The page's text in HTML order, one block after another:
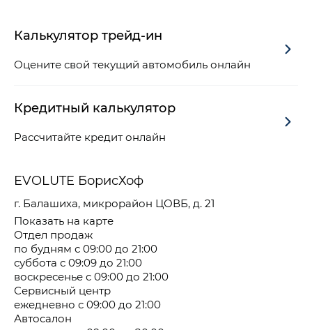
Калькулятор трейд-ин
Оцените свой текущий автомобиль онлайн
Кредитный калькулятор
Рассчитайте кредит онлайн
EVOLUTE БорисХоф
г. Балашиха, микрорайон ЦОВБ, д. 21
Показать на карте
Отдел продаж
по будням с 09:00 до 21:00
суббота с 09:09 до 21:00
воскресенье с 09:00 до 21:00
Сервисный центр
ежедневно с 09:00 до 21:00
Автосалон